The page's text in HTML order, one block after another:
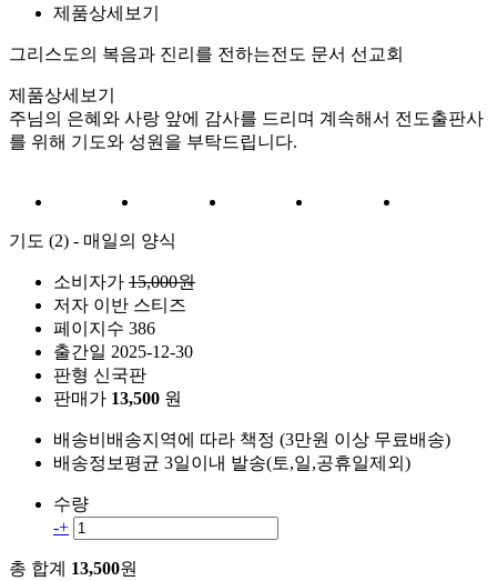
제품상세보기
그리스도의 복음과 진리를 전하는전도 문서 선교회
제품상세보기
주님의 은혜와 사랑 앞에 감사를 드리며 계속해서 전도출판사
를 위해 기도와 성원을 부탁드립니다.
기도 (2) - 매일의 양식
소비자가 15,000원
저자 이반 스티즈
페이지수 386
출간일 2025-12-30
판형 신국판
판매가 13,500 원
배송비 배송지역에 따라 책정 (3만원 이상 무료배송)
배송정보평균 3일이내 발송(토,일,공휴일제외)
수량
-+
총 합계 13,500원